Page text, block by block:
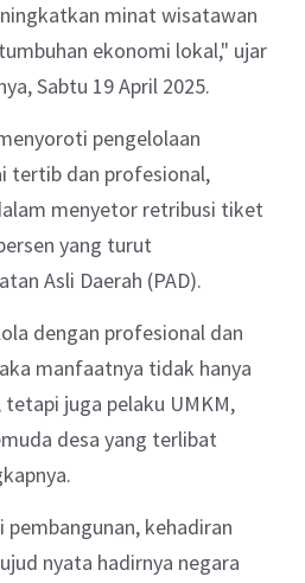
minat wisatawan
ekonomi lokal," ujar
Sabtu 19 April 2025.
pengelolaan
tertib dan profesional,
menyetor retribusi tiket
yang turut
Asli Daerah (PAD).
dengan profesional dan
manfaatnya tidak hanya
juga pelaku UMKM,
desa yang terlibat
pembangunan, kehadiran
nyata hadirnya negara